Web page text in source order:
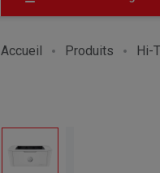
Accueil Produits Hi-